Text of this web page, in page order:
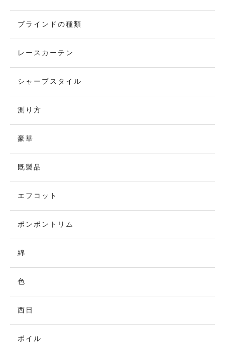
ブラインドの種類
レースカーテン
シャープスタイル
測り方
豪華
既製品
エフコット
ポンポントリム
綿
色
西日
ボイル